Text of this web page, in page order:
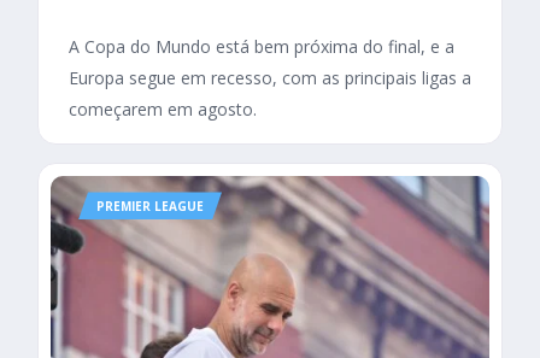
A Copa do Mundo está bem próxima do final, e a
Europa segue em recesso, com as principais ligas a
começarem em agosto.
PREMIER LEAGUE